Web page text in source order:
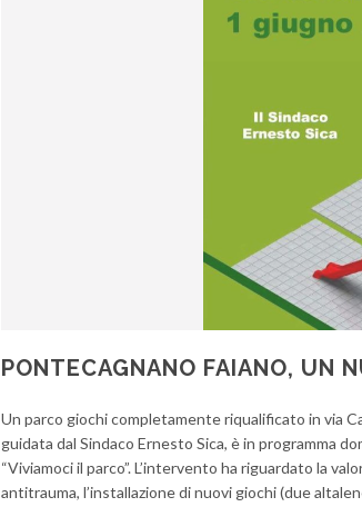
PONTECAGNANO FAIANO, UN
Un parco giochi completamente riqualificato in via
guidata dal Sindaco Ernesto Sica, è in programma
“Viviamoci il parco”. L’intervento ha riguardato la
antitrauma, l’installazione di nuovi giochi (due